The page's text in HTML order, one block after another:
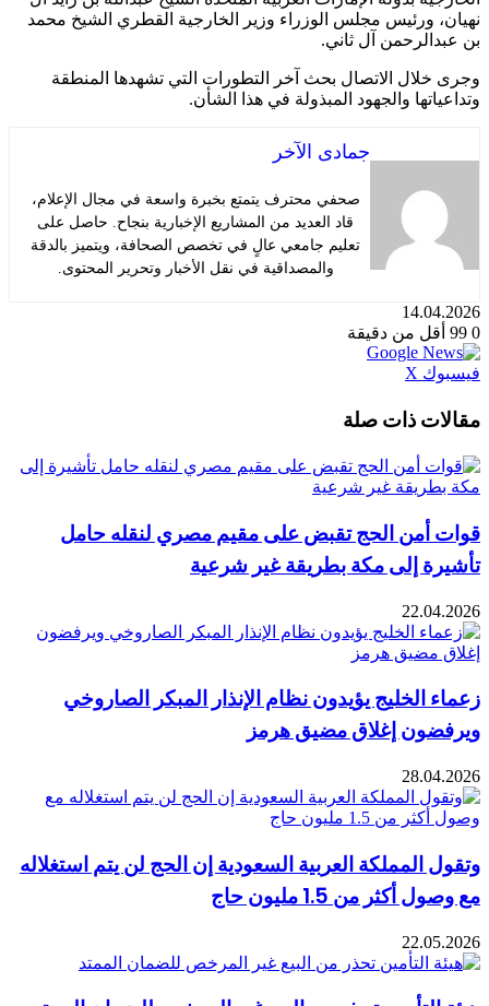
نهيان، ورئيس مجلس الوزراء وزير الخارجية القطري الشيخ محمد
بن عبدالرحمن آل ثاني.
وجرى خلال الاتصال بحث آخر التطورات التي تشهدها المنطقة
وتداعياتها والجهود المبذولة في هذا الشأن.
جمادى الآخر
صحفي محترف يتمتع بخبرة واسعة في مجال الإعلام،
قاد العديد من المشاريع الإخبارية بنجاح. حاصل على
تعليم جامعي عالٍ في تخصص الصحافة، ويتميز بالدقة
والمصداقية في نقل الأخبار وتحرير المحتوى.
14.04.2026
0
أقل من دقيقة
فيسبوك X
البريد
مقالات ذات صلة
قوات أمن الحج تقبض على مقيم مصري لنقله حامل
تأشيرة إلى مكة بطريقة غير شرعية
22.04.2026
زعماء الخليج يؤيدون نظام الإنذار المبكر الصاروخي
ويرفضون إغلاق مضيق هرمز
28.04.2026
وتقول المملكة العربية السعودية إن الحج لن يتم استغلاله
مع وصول أكثر من 1.5 مليون حاج
22.05.2026